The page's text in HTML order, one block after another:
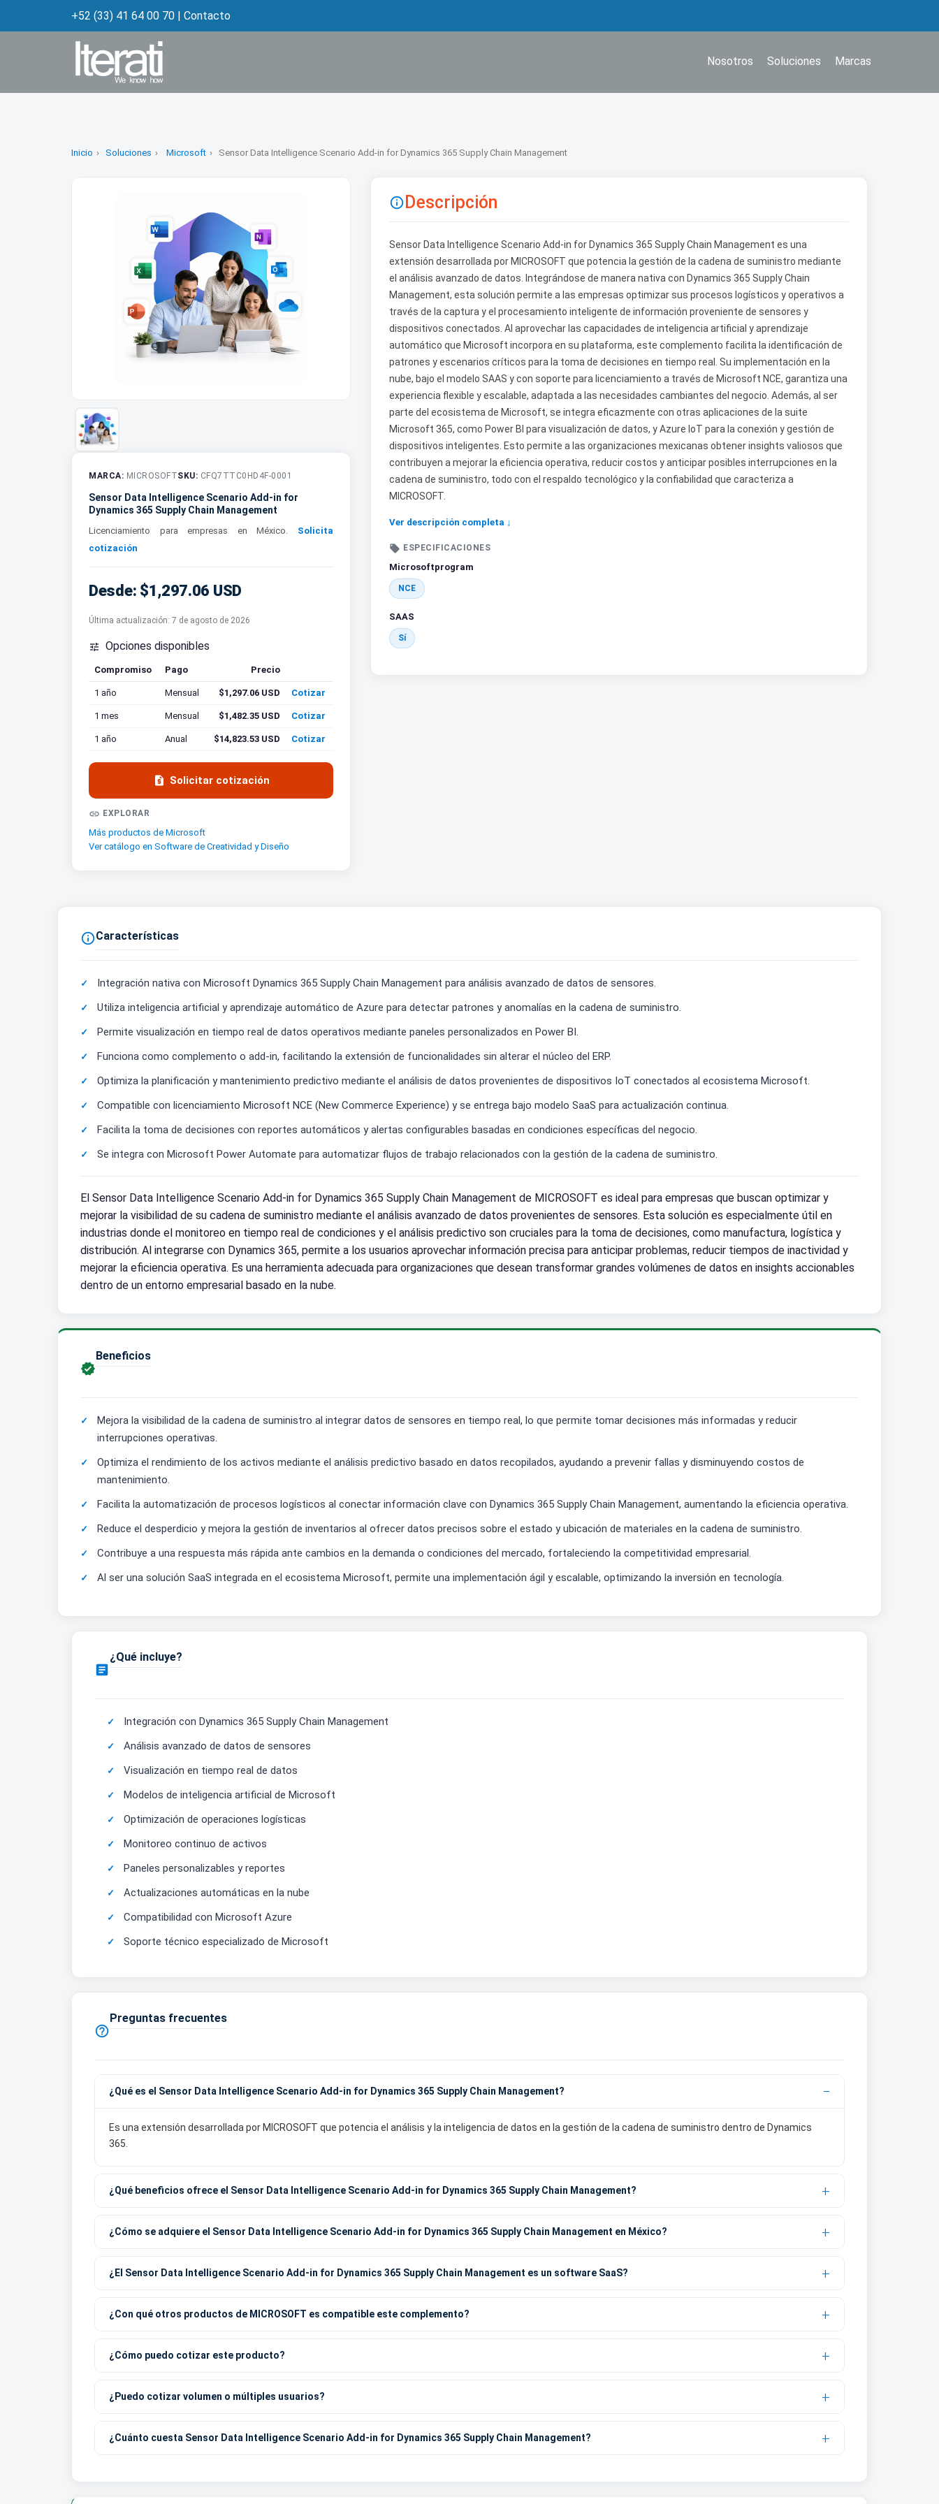
+52 (33) 41 64 00 70 | Contacto
Marcas
Soluciones
Nosotros
Inicio Soluciones Microsoft Sensor Data Intelligence Scenario Add-in for Dynamics 365 Supply Chain Management
MARCA: MICROSOFTSKU: CFQ7TTC0HD4F-0001
Sensor Data Intelligence Scenario Add-in for
Dynamics 365 Supply Chain Management
Licenciamiento para empresas en México. Solicita
cotización
Desde: $1,297.06 USD
Última actualización: 7 de agosto de 2026
 Opciones disponibles
Compromiso Pago Precio
1 año
Mensual $1,297.06 USD Cotizar
1 mes Mensual $1,482.35 USD Cotizar
1 año Anual $14,823.53 USD Cotizar
 Solicitar cotización
 EXPLORAR
Más productos de Microsoft
Ver catálogo en Software de Creatividad y Diseño
 Descripción
Sensor Data Intelligence Scenario Add-in for Dynamics 365 Supply Chain Management es una
extensión desarrollada por MICROSOFT que potencia la gestión de la cadena de suministro mediante
el análisis avanzado de datos. Integrándose de manera nativa con Dynamics 365 Supply Chain
Management, esta solución permite a las empresas optimizar sus procesos logísticos y operativos a
través de la captura y el procesamiento inteligente de información proveniente de sensores y
dispositivos conectados. Al aprovechar las capacidades de inteligencia artificial y aprendizaje
automático que Microsoft incorpora en su plataforma, este complemento facilita la identificación de
patrones y escenarios críticos para la toma de decisiones en tiempo real. Su implementación en la
nube, bajo el modelo SAAS y con soporte para licenciamiento a través de Microsoft NCE, garantiza una
experiencia flexible y escalable, adaptada a las necesidades cambiantes del negocio. Además, al ser
parte del ecosistema de Microsoft, se integra eficazmente con otras aplicaciones de la suite
Microsoft 365, como Power BI para visualización de datos, y Azure IoT para la conexión y gestión de
dispositivos inteligentes. Esto permite a las organizaciones mexicanas obtener insights valiosos que
contribuyen a mejorar la eficiencia operativa, reducir costos y anticipar posibles interrupciones en la
cadena de suministro, todo con el respaldo tecnológico y la confiabilidad que caracteriza a
MICROSOFT.
Ver descripción completa ↓
 ESPECIFICACIONES
Microsoftprogram
NCE
SAAS
Sí
Características
Integración nativa con Microsoft Dynamics 365 Supply Chain Management para análisis avanzado de datos de sensores.
Utiliza inteligencia artificial y aprendizaje automático de Azure para detectar patrones y anomalías en la cadena de suministro.
Permite visualización en tiempo real de datos operativos mediante paneles personalizados en Power BI.
Funciona como complemento o add-in, facilitando la extensión de funcionalidades sin alterar el núcleo del ERP.
Optimiza la planificación y mantenimiento predictivo mediante el análisis de datos provenientes de dispositivos IoT conectados al ecosistema Microsoft.
Compatible con licenciamiento Microsoft NCE (New Commerce Experience) y se entrega bajo modelo SaaS para actualización continua.
Facilita la toma de decisiones con reportes automáticos y alertas configurables basadas en condiciones específicas del negocio.
Se integra con Microsoft Power Automate para automatizar flujos de trabajo relacionados con la gestión de la cadena de suministro.
El Sensor Data Intelligence Scenario Add-in for Dynamics 365 Supply Chain Management de MICROSOFT es ideal para empresas que buscan optimizar y
mejorar la visibilidad de su cadena de suministro mediante el análisis avanzado de datos provenientes de sensores. Esta solución es especialmente útil en
industrias donde el monitoreo en tiempo real de condiciones y el análisis predictivo son cruciales para la toma de decisiones, como manufactura, logística y
distribución. Al integrarse con Dynamics 365, permite a los usuarios aprovechar información precisa para anticipar problemas, reducir tiempos de inactividad y
mejorar la eficiencia operativa. Es una herramienta adecuada para organizaciones que desean transformar grandes volúmenes de datos en insights accionables
dentro de un entorno empresarial basado en la nube.

Beneficios
Mejora la visibilidad de la cadena de suministro al integrar datos de sensores en tiempo real, lo que permite tomar decisiones más informadas y reducir
interrupciones operativas.
Optimiza el rendimiento de los activos mediante el análisis predictivo basado en datos recopilados, ayudando a prevenir fallas y disminuyendo costos de
mantenimiento.
Facilita la automatización de procesos logísticos al conectar información clave con Dynamics 365 Supply Chain Management, aumentando la eficiencia operativa.
Reduce el desperdicio y mejora la gestión de inventarios al ofrecer datos precisos sobre el estado y ubicación de materiales en la cadena de suministro.
Contribuye a una respuesta más rápida ante cambios en la demanda o condiciones del mercado, fortaleciendo la competitividad empresarial.
Al ser una solución SaaS integrada en el ecosistema Microsoft, permite una implementación ágil y escalable, optimizando la inversión en tecnología.

¿Qué incluye?
Integración con Dynamics 365 Supply Chain Management
Análisis avanzado de datos de sensores
Visualización en tiempo real de datos
Modelos de inteligencia artificial de Microsoft
Optimización de operaciones logísticas
Monitoreo continuo de activos
Paneles personalizables y reportes
Actualizaciones automáticas en la nube
Compatibilidad con Microsoft Azure
Soporte técnico especializado de Microsoft

Preguntas frecuentes
¿Qué es el Sensor Data Intelligence Scenario Add-in for Dynamics 365 Supply Chain Management?
Es una extensión desarrollada por MICROSOFT que potencia el análisis y la inteligencia de datos en la gestión de la cadena de suministro dentro de Dynamics
365.
¿Qué beneficios ofrece el Sensor Data Intelligence Scenario Add-in for Dynamics 365 Supply Chain Management?
¿Cómo se adquiere el Sensor Data Intelligence Scenario Add-in for Dynamics 365 Supply Chain Management en México?
¿El Sensor Data Intelligence Scenario Add-in for Dynamics 365 Supply Chain Management es un software SaaS?
¿Con qué otros productos de MICROSOFT es compatible este complemento?
¿Cómo puedo cotizar este producto?
¿Puedo cotizar volumen o múltiples usuarios?
¿Cuánto cuesta Sensor Data Intelligence Scenario Add-in for Dynamics 365 Supply Chain Management?